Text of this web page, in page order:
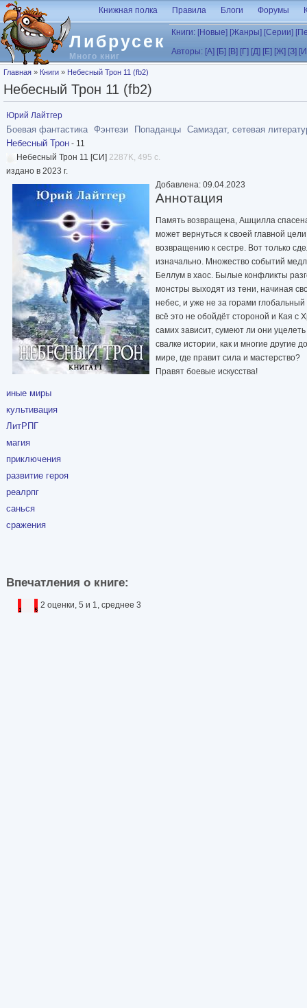
Перейти к основному содержанию
Либрусек
Много книг
Книжная полка Правила Блоги Форумы
Книги: [Новые] [Жанры] [Серии]
Авторы: [А] [Б] [В] [Г] [Д] [Е] [Ж] [З]
Вы здесь
Главная » Книги » Небесный Трон 11 (fb2)
Небесный Трон 11 (fb2)
Юрий Лайтгер
Боевая фантастика Фэнтези Попаданцы Самиздат, сетевая
Небесный Трон - 11
Небесный Трон 11 [СИ] 2287K, 495 с.
издано в 2023 г.
Добавлена: 09.04.2023
Аннотация
Память возвращена, Ашцилла
может вернуться к своей главной
возвращению к сестре. Вот только
изначально. Множество событий
Беллум в хаос. Былые конфликты
монстры выходят из тени, начиная
небес, и уже не за горами
всё это не обойдёт стороной и Кая с
самих зависит, сумеют ли они
свалке истории, как и многие другие
мире, где правит сила и мастерство?
Правят боевые искусства!
иные миры
культивация
ЛитРПГ
магия
приключения
развитие героя
реалрпг
санься
сражения
Впечатления о книге:
2 оценки, 5 и 1, среднее 3